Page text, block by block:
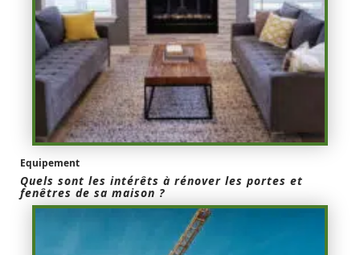
Equipement
Quels sont les intérêts à rénover les portes et
fenêtres de sa maison ?